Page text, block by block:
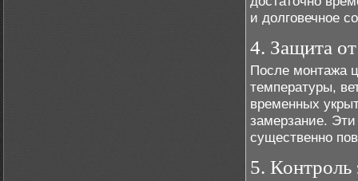
и долговечное
4. Защита
После монтажа
температуры,
временных
замерзание.
существенно
5. Контроль